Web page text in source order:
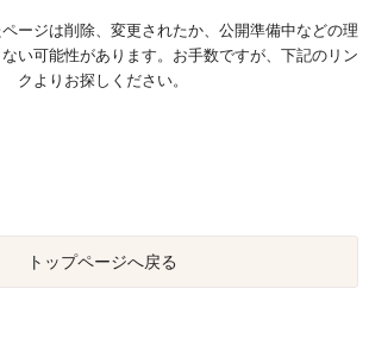
ージは削除、変更されたか、公開準備中などの理
い可能性があります。お手数ですが、下記のリン
クよりお探しください。
トップページへ戻る